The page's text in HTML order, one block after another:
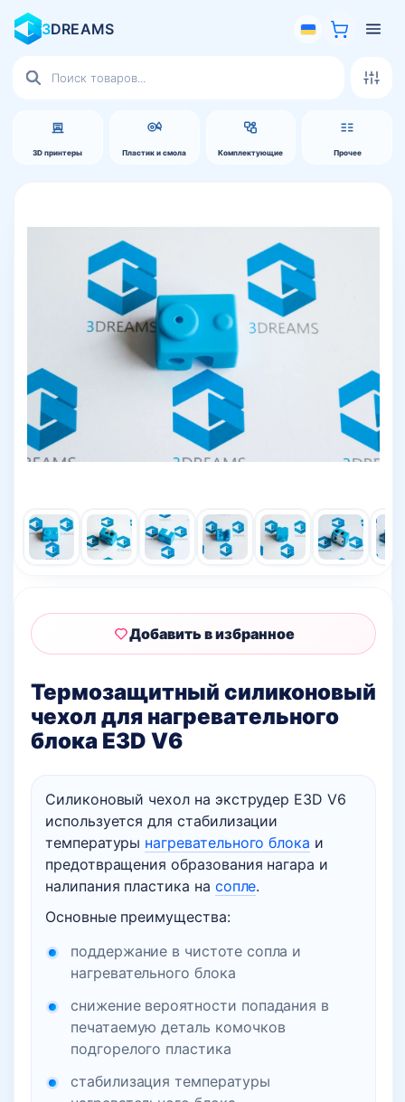
3DREAMS
3D принтеры Пластик и смола Комплектующие Прочее
товаров
Термозащитный силиконовый
чехол для нагревательного
блока E3D V6
Силиконовый чехол на экструдер E3D V6
используется для стабилизации
температуры нагревательного блока и
предотвращения образования нагара и
налипания пластика на сопле.
Основные преимущества:
поддержание в чистоте сопла и
нагревательного блока
снижение вероятности попадания в
печатаемую деталь комочков
подгорелого пластика
стабилизация температуры
Добавить в избранное